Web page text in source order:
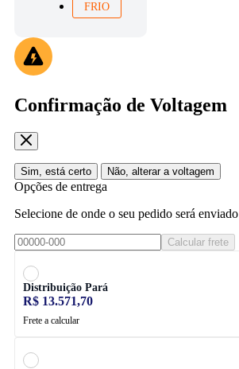
FRIO
Confirmação de Voltagem
Sim, está certo Não, alterar a voltagem
Opções de entrega
Selecione de onde o seu pedido será enviado
Calcular frete
Distribuição Pará
R$ 13.571,70
Frete a calcular